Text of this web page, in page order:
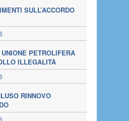
SULL’ACCORDO
PETROLIFERA
ILLEGALITÀ
RINNOVO